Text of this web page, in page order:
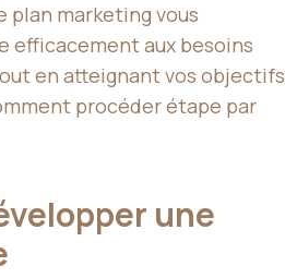
plan marketing vous
efficacement aux besoins
en atteignant vos objectifs
procéder étape par
une